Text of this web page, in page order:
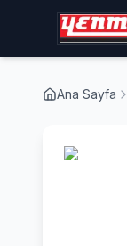
Ana Sayfa